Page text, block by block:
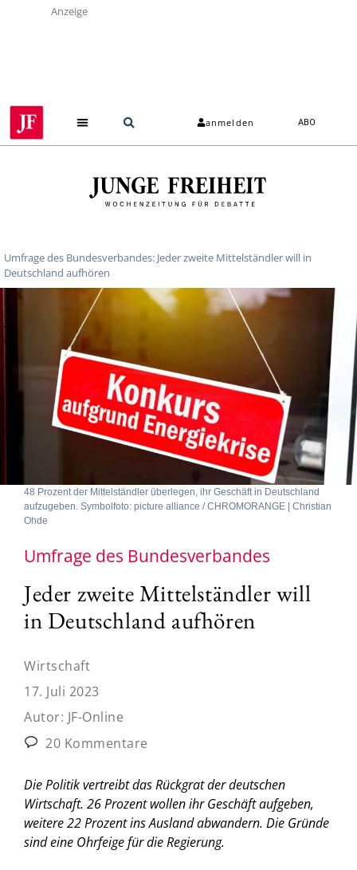
Anzeige
anmelden ABO
Umfrage des Bundesverbandes: Jeder zweite Mittelständler will in
Deutschland aufhören
48 Prozent der Mittelständler überlegen, ihr Geschäft in Deutschland
aufzugeben. Symbolfoto: picture alliance / CHROMORANGE | Christian
Ohde
Umfrage des Bundesverbandes
Jeder zweite Mittelständler will
in Deutschland aufhören
Wirtschaft
17. Juli 2023
Autor: JF-Online
20 Kommentare
Die Politik vertreibt das Rückgrat der deutschen
Wirtschaft. 26 Prozent wollen ihr Geschäft aufgeben,
weitere 22 Prozent ins Ausland abwandern. Die Gründe
sind eine Ohrfeige für die Regierung.